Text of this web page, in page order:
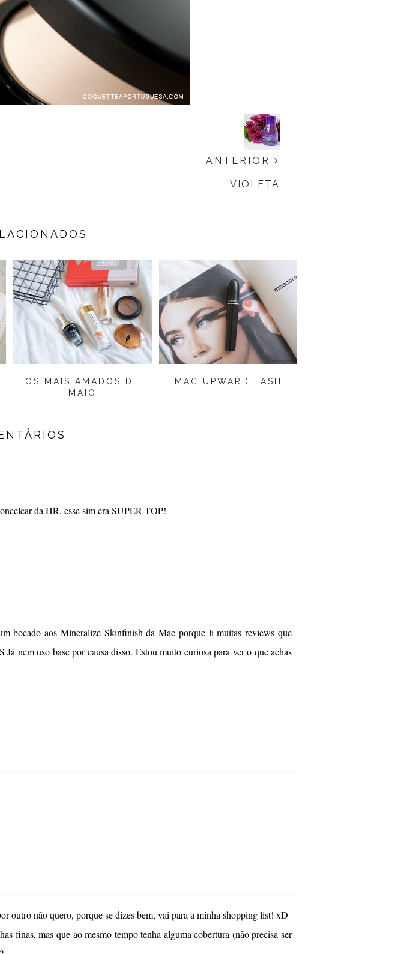
ANTERIOR
VIOLETA
OS MAIS AMADOS DE
MAIO
MAC UPWARD LASH
da HR, esse sim era SUPER TOP!
bocado aos Mineralize Skinfinish da Mac porque li muitas reviews que
nem uso base por causa disso. Estou muito curiosa para ver o que achas
outro não quero, porque se dizes bem, vai para a minha shopping list! xD
finas, mas que ao mesmo tempo tenha alguma cobertura (não precisa ser